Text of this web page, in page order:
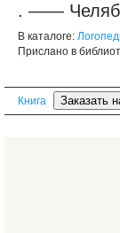
. ——
В каталоге:
Прислано в
Книга